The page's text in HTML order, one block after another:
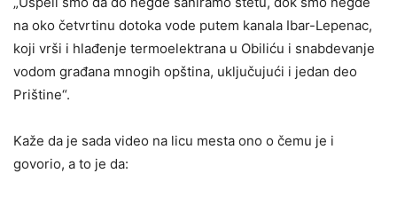
na oko četvrtinu dotoka vode putem kanala Ibar-Lepenac,
koji vrši i hlađenje termoelektrana u Obiliću i snabdevanje
vodom građana mnogih opština, uključujući i jedan deo
Prištine“.
Kaže da je sada video na licu mesta ono o čemu je i
govorio, a to je da: